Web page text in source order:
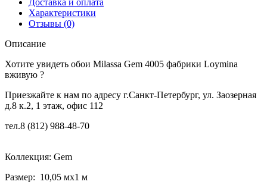
Характеристики
Отзывы (0)
Описание
Хотите увидеть обои Milassa Gem 4005 фабрики Loymina
вживую ?
Приезжайте к нам по адресу г.Санкт-Петербург, ул. Заозерная
д.8 к.2, 1 этаж, офис 112
тел.8 (812) 988-48-70
Коллекция: Gem
Размер: 10,05 мx1 м